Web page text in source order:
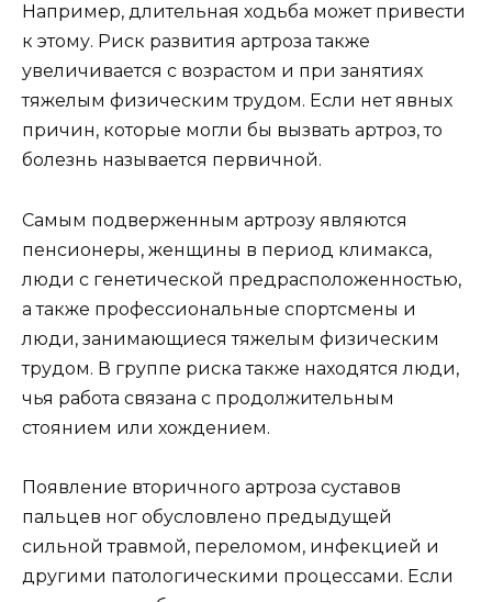
Например, длительная ходьба может привести
к этому. Риск развития артроза также
увеличивается с возрастом и при занятиях
тяжелым физическим трудом. Если нет явных
причин, которые могли бы вызвать артроз, то
болезнь называется первичной.
Самым подверженным артрозу являются
пенсионеры, женщины в период климакса,
люди с генетической предрасположенностью,
а также профессиональные спортсмены и
люди, занимающиеся тяжелым физическим
трудом. В группе риска также находятся люди,
чья работа связана с продолжительным
стоянием или хождением.
Появление вторичного артроза суставов
пальцев ног обусловлено предыдущей
сильной травмой, переломом, инфекцией и
другими патологическими процессами. Если